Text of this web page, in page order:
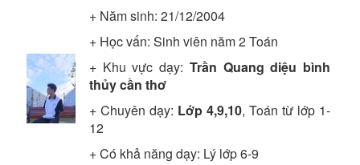
+ Năm sinh: 21/12/2004
+ Học vấn: Sinh viên năm 2Toán
+ Khu vực dạy: Trần Quang diệu bình
thủy cần thơ
+ Chuyên dạy: Lớp 4,9,10, Toán từ lớp 1-
12
+ Có khả năng dạy: Lý lớp 6-9